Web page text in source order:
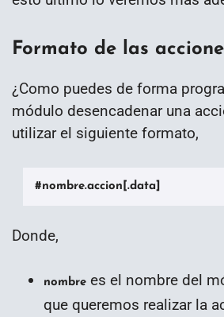
Formato de las
¿Como puedes de forma
módulo desencadenar una
utilizar el siguiente formato,
#nombre.accion[.data]
Donde,
nombre es el nombre del
que queremos realizar la